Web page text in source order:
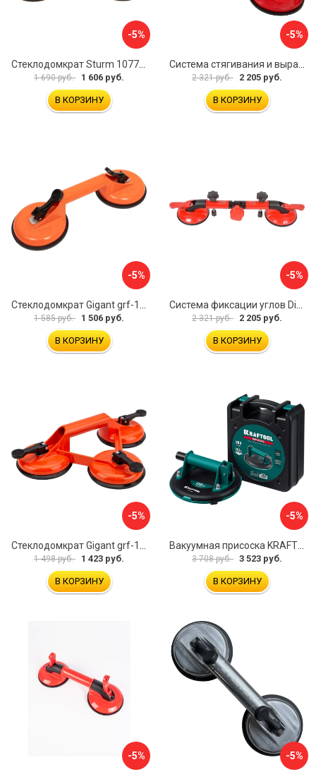
-5%
1 690 руб. 1 606 руб.
В КОРЗИНУ
-5%
2 321 руб. 2 205 руб.
В КОРЗИНУ
-5%
1 585 руб. 1 506 руб.
В КОРЗИНУ
-5%
2 321 руб. 2 205 руб.
В КОРЗИНУ
-5%
1 498 руб. 1 423 руб.
В КОРЗИНУ
-5%
3 708 руб. 3 523 руб.
В КОРЗИНУ
-5% -5%